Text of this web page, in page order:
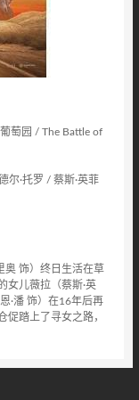
萄园 / The Battle of
尔·托罗 / 蔡斯·英菲
奥 饰）终日生活在草
女儿薇拉（蔡斯·英
·潘 饰）在16年后再
促踏上了寻女之路，